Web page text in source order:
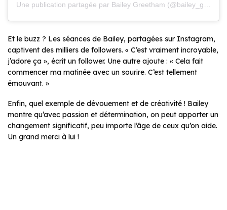
Et le buzz ? Les séances de Bailey, partagées sur Instagram,
captivent des milliers de followers. « C’est vraiment incroyable,
j’adore ça », écrit un follower. Une autre ajoute : « Cela fait
commencer ma matinée avec un sourire. C’est tellement
émouvant. »
Enfin, quel exemple de dévouement et de créativité ! Bailey
montre qu’avec passion et détermination, on peut apporter un
changement significatif, peu importe l’âge de ceux qu’on aide.
Un grand merci à lui !